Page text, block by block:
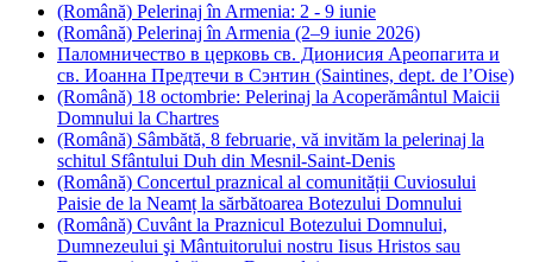
(Română) Pelerinaj în Armenia: 2 - 9 iunie
(Română) Pelerinaj în Armenia (2–9 iunie 2026)
Паломничество в церковь св. Дионисия Ареопагита и
св. Иоанна Предтечи в Сэнтин (Saintines, dept. de l’Оise)
(Română) 18 octombrie: Pelerinaj la Acoperământul Maicii
Domnului la Chartres
(Română) Sâmbătă, 8 februarie, vă invităm la pelerinaj la
schitul Sfântului Duh din Mesnil-Saint-Denis
(Română) Concertul praznical al comunității Cuviosului
Paisie de la Neamț la sărbătoarea Botezului Domnului
(Română) Cuvânt la Praznicul Botezului Domnului,
Dumnezeului şi Mântuitorului nostru Iisus Hristos sau